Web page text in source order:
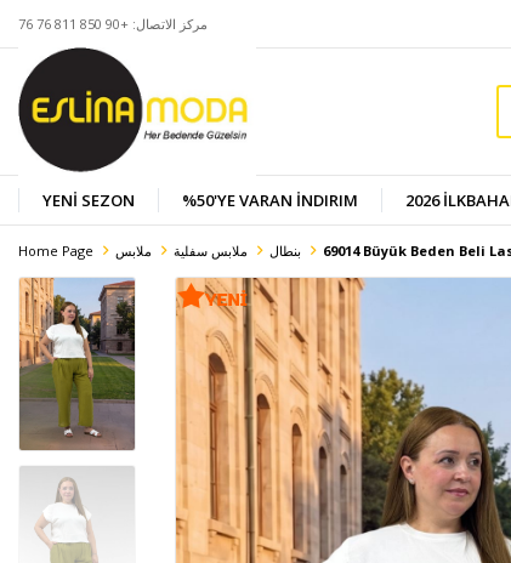
مركز الاتصال: +90 850 811 76 76
YENİ SEZON %50'YE VARAN İNDIRIM 2026
Home Page ملابس سفلية بنطال 69014 Büyük Beden Beli